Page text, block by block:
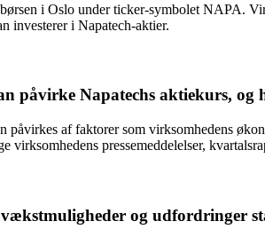
i Oslo under ticker-symbolet NAPA.
investerer i Napatech-aktier.
påvirke Napatechs aktiekurs, og
påvirkes af faktorer som virksomhedens
virksomhedens pressemeddelelser,
og udfordringer